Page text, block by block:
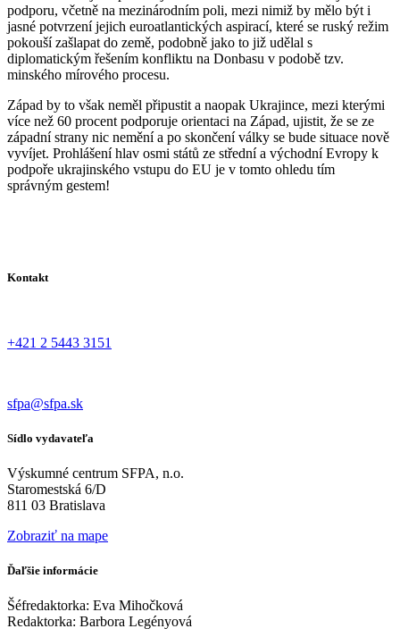
podporu, včetně na mezinárodním poli, mezi nimiž by mělo být i
jasné potvrzení jejich euroatlantických aspirací, které se ruský režim
pokouší zašlapat do země, podobně jako to již udělal s
diplomatickým řešením konfliktu na Donbasu v podobě tzv.
minského mírového procesu.
Západ by to však neměl připustit a naopak Ukrajince, mezi kterými
více než 60 procent podporuje orientaci na Západ, ujistit, že se ze
západní strany nic nemění a po skončení války se bude situace nově
vyvíjet. Prohlášení hlav osmi států ze střední a východní Evropy k
podpoře ukrajinského vstupu do EU je v tomto ohledu tím
správným gestem!
Kontakt
+421 2 5443 3151
sfpa@sfpa.sk
Sídlo vydavateľa
Výskumné centrum SFPA, n.o.
Staromestská 6/D
811 03 Bratislava
Zobraziť na mape
Ďaľšie informácie
Šéfredaktorka: Eva Mihočková
Redaktorka: Barbora Legényová